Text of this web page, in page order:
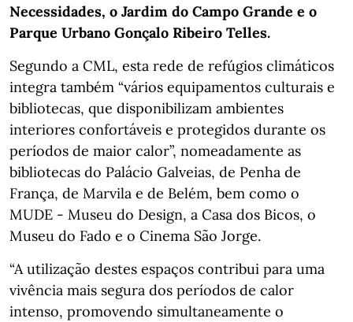
Necessidades, o Jardim do Campo Grande e o
Parque Urbano Gonçalo Ribeiro Telles.
Segundo a CML, esta rede de refúgios climáticos
integra também “vários equipamentos culturais e
bibliotecas, que disponibilizam ambientes
interiores confortáveis e protegidos durante os
períodos de maior calor”, nomeadamente as
bibliotecas do Palácio Galveias, de Penha de
França, de Marvila e de Belém, bem como o
MUDE - Museu do Design, a Casa dos Bicos, o
Museu do Fado e o Cinema São Jorge.
“A utilização destes espaços contribui para uma
vivência mais segura dos períodos de calor
intenso, promovendo simultaneamente o